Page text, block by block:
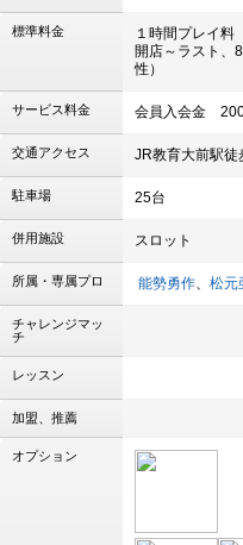
標準料金
１時間プレイ料
開店～ラスト、
性）
サービス料金 会員入会金
交通アクセス JR教育大前駅徒
駐車場 25台
併用施設 スロット
所属・専属プロ 能勢勇作、 松元
チャレンジマッ
チ
レッスン
加盟、推薦
オプション